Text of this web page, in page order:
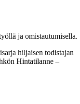
ja omistautumisella.
hiljaisen todistajan
Hintatilanne –